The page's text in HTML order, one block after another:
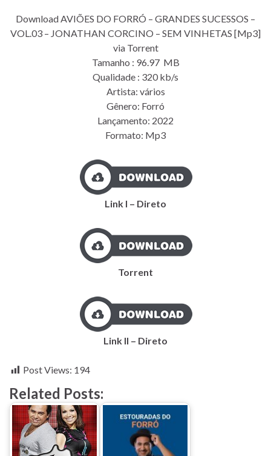
Download AVIÕES DO FORRÓ – GRANDES SUCESSOS –
VOL.03 – JONATHAN CORCINO – SEM VINHETAS [Mp3]
via Torrent
Tamanho : 96.97 MB
Qualidade : 320 kb/s
Artista: vários
Gênero: Forró
Lançamento: 2022
Formato: Mp3
Link I – Direto
Torrent
Link II – Direto
Post Views: 194
Related Posts: